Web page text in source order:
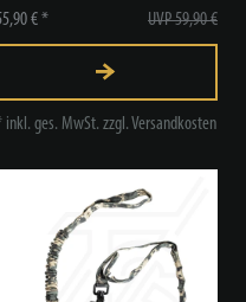
UVP 59,90 €
€ *
inkl. ges. MwSt. zzgl.Versandkosten